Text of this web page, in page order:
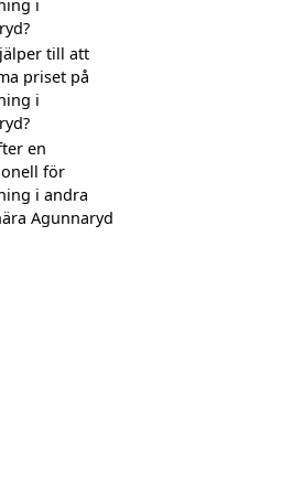
i
till att
priset på
i
en
för
i andra
Agunnaryd